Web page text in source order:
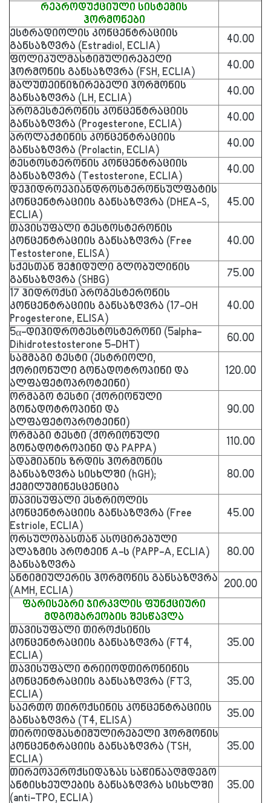
რეპროდუქციული სისტემის
ჰორმონები
ესტრადიოლის კონცენტრაციის
განსაზღვრა (Estradiol, ECLIA)
40.00
ფოლიკულმასტიმულირებელი
ჰორმონის განსაზღვრა (FSH, ECLIA)
40.00
მალუთეინიზირებელი ჰორმონის
განსაზღვრა (LH, ECLIA)
40.00
პროგესტერონის კონცენტრაციის
განსაზღვრა (Progesterone, ECLIA)
40.00
პროლაქტინის კონცენტრაციის
განსაზღვრა (Prolactin, ECLIA)
40.00
ტესტოსტერონის კონცენტრაციის
განსაზღვრა (Testosterone, ECLIA)
40.00
დეჰიდროეპიანდროსტერონსულფატის
კონცენტრაციის განსაზღვრა (DHEA-S,
ECLIA)
45.00
თავისუფალი ტესტოსტერონის
კონცენტრაციის განსაზღვრა (Free
Testosterone, ELISA)
40.00
სქესთან შეჭიდული გლობულინის
განსაზღვრა (SHBG)
75.00
17 ჰიდროქსი პროგესტერონის
კონცენტრაციის განსაზღვრა (17-OH
Progesterone, ELISA)
40.00
5α-დიჰიდროტესტოსტერონი (5alpha-
Dihidrotestosterone 5-DHT)
60.00
სამმაგი ტესტი (ესტრიოლი,
ქორიონული გონადოტროპინი და
ალფაფეტოპროტეინი)
120.00
ორმაგო ტესტი (ქორიონული
გონადოტროპინი და
ალფაფეტოპროტეინი)
90.00
ორმაგი ტესტი (ქორიონული
გონადოტროპინი და PAPPA)
110.00
ადამიანის ზრდის ჰორმონის
განსაზღვრა სისხლში (hGH);
ქემილუმინესცენცია
80.00
თავისუფალი ესტრიოლის
კონცენტრაციის განსაზღვრა (Free
Estriole, ECLIA)
45.00
ორსულობასთან ასოცირებული
პლაზმის პროტეინ A-ს (PAPP-A, ECLIA)
განსაზღვრა
80.00
ანტიმიულერის ჰორმონის განსაზღვრა
(AMH, ECLIA)
200.00
ფარისებრი ჯირკვლის ფუნქციური
მდგომარეობის შესწავლა
თავისუფალი თიროქსინის
კონცენტრაციის განსაზღვრა (FT4,
ECLIA)
35.00
თავისუფალი ტრიიოდთირონინის
კონცენტრაციის განსაზღვრა (FT3,
ECLIA)
35.00
საერთო თიროქსინის კონცენტრაციის
განსაზღვრა (T4, ELISA)
35.00
თიროიდმასტიმულირებელი ჰორმონის
კონცენტრაციის განსაზღვრა (TSH,
ECLIA)
35.00
თირეოპეროქსიდაზას საწინააღმდეგო
ანტისხეულების განსაზღვრა სისხლში
(anti-TPO, ECLIA)
35.00